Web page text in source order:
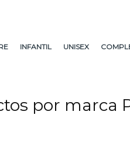
INFANTIL UNISEX
por marca